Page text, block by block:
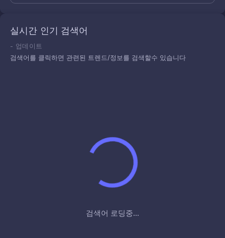
실시간 인기 검색어
- 업데이트
검색어를 클릭하면 관련된 트렌드/정보를 검색할수 있습니다
검색어 로딩중...